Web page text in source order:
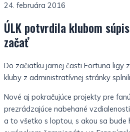
24. februára 2016
ÚLK potvrdila klubom
začať
Do začiatku jarnej časti Fortuna ligy
kluby z administratívnej stránky
Nové aj pokračujúce projekty pre
prezrádzajúce nabehané
a to všetko s loptou, s akou sa